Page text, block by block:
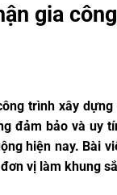
gia
trình xây
đảm bảo và uy
hiện nay. Bài
vị làm khung